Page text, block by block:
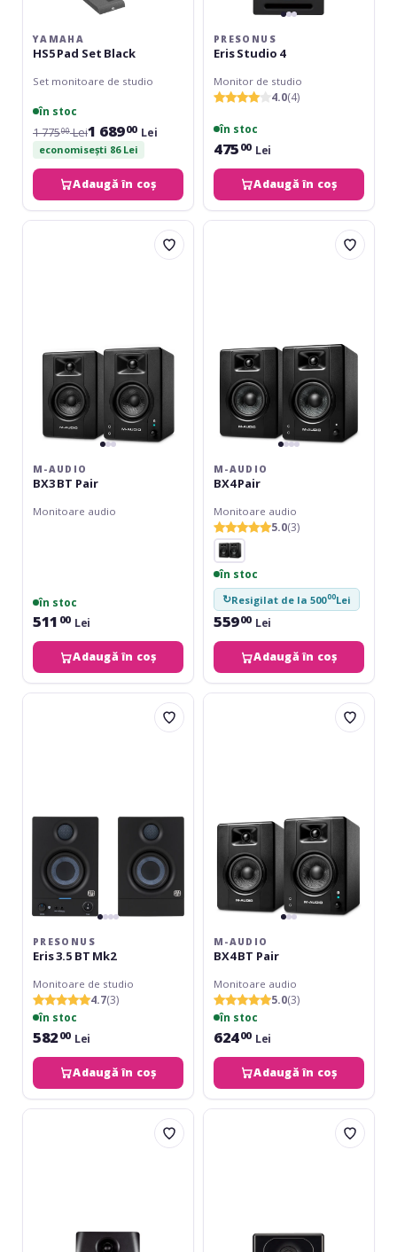
YAMAHA
HS5 Pad Set Black
Set monitoare de studio
în stoc
1 77500Lei1 68900 Lei
economisești 86 Lei
Adaugă în coș
PRESONUS
Eris Studio 4
Monitor de studio
4.0(4)
în stoc
475 00 Lei
Adaugă în coș
M-
M-AUDIO
BX3 BT Pair
Monitoare audio
în stoc
511 00 Lei
Adaugă în coș
M-
M-AUDIO
BX4 Pair
Monitoare audio
5.0(3)
în stoc
↻Resigilat de la 50000Lei
55900 Lei
Adaugă în coș
Presonus
PRESONUS
Eris 3.5 BT Mk2
Monitoare de studio
4.7(3)
în stoc
58200 Lei
Adaugă în coș
M-
M-AUDIO
BX4 BT Pair
Monitoare audio
5.0(3)
în stoc
62400 Lei
Adaugă în coș
ESI
KRK